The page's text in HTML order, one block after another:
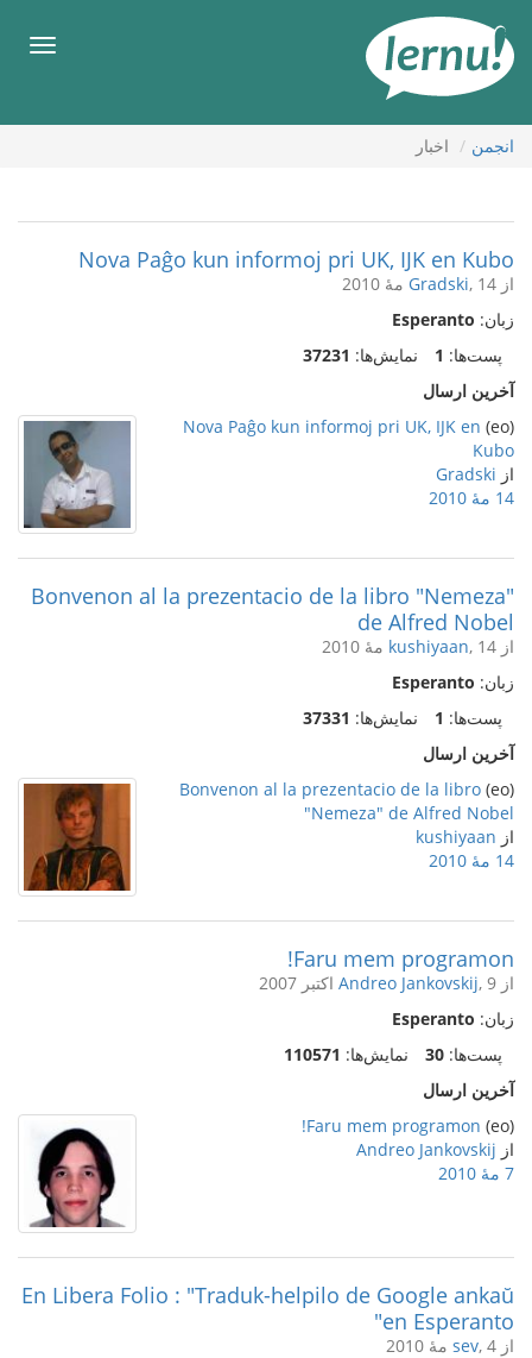
محتوا
انجمن اخبار
Nova Paĝo kun informoj pri UK, IJK en Kubo
از Gradski, 14 مهٔ 2010
زبان: Esperanto
پست‌ها: 1 نمایش‌ها: 37231
آخرین ارسال
(eo)
Nova Paĝo kun informoj pri UK, IJK en
Kubo
از Gradski
14 مهٔ 2010
Bonvenon al la prezentacio de la libro "Nemeza"
de Alfred Nobel
از kushiyaan, 14 مهٔ 2010
زبان: Esperanto
پست‌ها: 1 نمایش‌ها: 37331
آخرین ارسال
(eo)
Bonvenon al la prezentacio de la libro
"Nemeza" de Alfred Nobel
از kushiyaan
14 مهٔ 2010
Faru mem programon!
از Andreo Jankovskij, 9 اکتبر 2007
زبان: Esperanto
پست‌ها: 30 نمایش‌ها: 110571
آخرین ارسال
(eo)
Faru mem programon!
از Andreo Jankovskij
7 مهٔ 2010
En Libera Folio : "Traduk-helpilo de Google ankaŭ
en Esperanto"
از sev, 4 مهٔ 2010